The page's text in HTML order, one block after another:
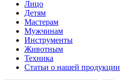
Лицо
Детям
Мастерам
Мужчинам
Инструменты
Животным
Техника
Статьи о нашей продукции